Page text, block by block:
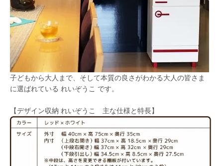
子どもから大人まで、そして本質の良さがわかる大人の皆さま
に選ばれている れいぞうこ です。
【デザイン収納 れいぞうこ 主な仕様と特長】